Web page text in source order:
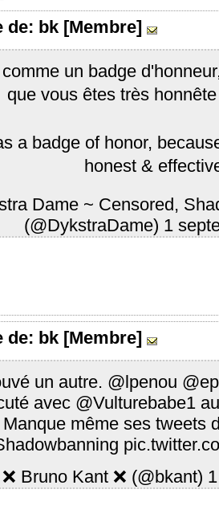
de: bk [Membre]
un badge
que vous êtes très
a badge of honor,
honest &
Dame ~ Censored,
(@DykstraDame) 1
de: bk [Membre]
un autre. @lpenou
avec @Vulturebabe1au
même ses tweets
Bruno Kant ❌ (@bkant)